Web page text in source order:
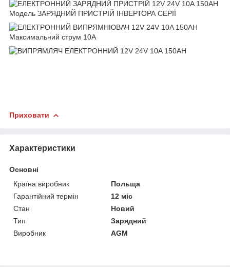
Приховати
Характеристики
Основні
Країна виробник
Польща
Гарантійний термін
12 міс
Стан
Новий
Тип
Зарядний
Виробник
AGM